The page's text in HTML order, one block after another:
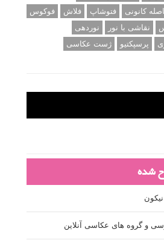
کانونی فتوشاپ فلاش
فوکوس
نقاشی با نور
نوردهی
پرسپکتیو ژست عکاسی
شده
و گروه های عکاسی آنلاین